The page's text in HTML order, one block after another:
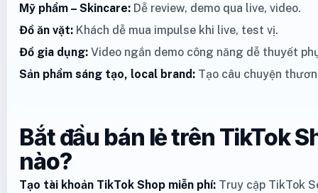
Mỹ phẩm – Skincare: Dễ review, demo qua live, video.
Đồ ăn vặt: Khách dễ mua impulse khi live, test vị.
Đồ gia dụng: Video ngắn demo công năng dễ thuyết
Sản phẩm sáng tạo, local brand: Tạo câu chuyện
Bắt đầu bán lẻ trên TikTok
nào?
Tạo tài khoản TikTok Shop miễn phí: Truy cập TikTok